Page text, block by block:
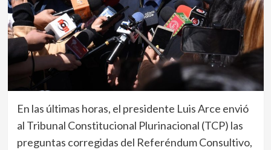
En las últimas horas, el presidente Luis Arce envió
al Tribunal Constitucional Plurinacional (TCP) las
preguntas corregidas del Referéndum Consultivo,